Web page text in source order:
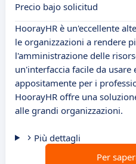
Precio bajo solicitud
HoorayHR è un'eccellente
le organizzazioni a rendere
l'amministrazione delle
un'interfaccia facile da
appositamente per i
HoorayHR offre una
alle grandi organizzazioni.
Più dettagli
Per